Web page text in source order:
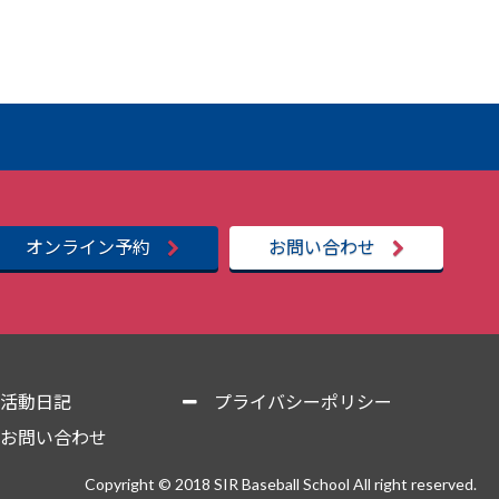
オンライン予約 お問い合わせ
活動日記
プライバシーポリシー
お問い合わせ
Copyright © 2018 SIR Baseball School All right reserved.